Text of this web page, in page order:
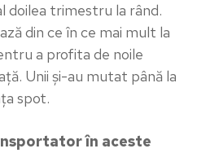
doilea trimestru la rând.
din ce în ce mai mult la
a profita de noile
Unii și-au mutat până la
spot.
în aceste